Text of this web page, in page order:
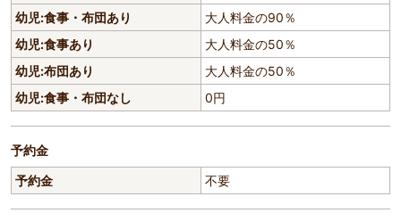
幼児:食事・布団あり
大人料金の90％
幼児:食事あり
大人料金の50％
幼児:布団あり
大人料金の50％
幼児:食事・布団なし
0円
予約金
予約金
不要